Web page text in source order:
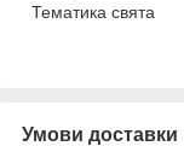
Тематика свята
Умови доставки